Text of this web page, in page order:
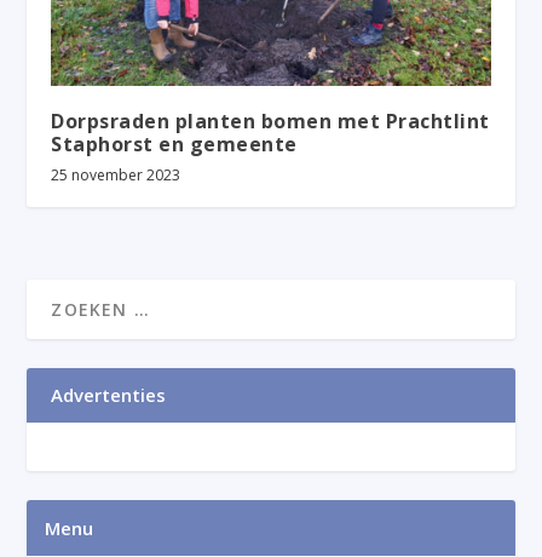
Dorpsraden planten bomen met Prachtlint
Staphorst en gemeente
25 november 2023
Advertenties
Menu